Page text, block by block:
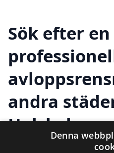
Sök efter en
andra
Denna